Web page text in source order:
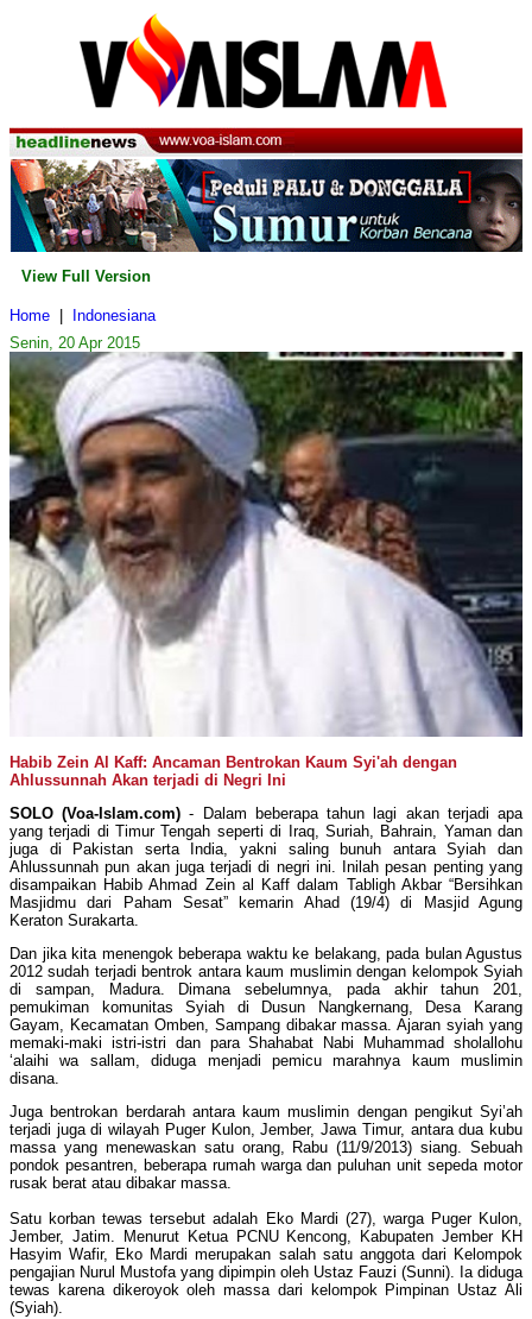
View Full Version
Home
Indonesiana
Senin, 20 Apr 2015
Habib Zein Al Kaff: Ancaman Bentrokan Kaum Syi'ah dengan
Ahlussunnah Akan terjadi di Negri Ini
SOLO (Voa-Islam.com) - Dalam beberapa tahun lagi akan terjadi apa
yang terjadi di Timur Tengah seperti di Iraq, Suriah, Bahrain, Yaman dan
juga di Pakistan serta India, yakni saling bunuh antara Syiah dan
Ahlussunnah pun akan juga terjadi di negri ini. Inilah pesan penting yang
disampaikan Habib Ahmad Zein al Kaff dalam Tabligh Akbar “Bersihkan
Masjidmu dari Paham Sesat” kemarin Ahad (19/4) di Masjid Agung
Keraton Surakarta.
Dan jika kita menengok beberapa waktu ke belakang, pada bulan Agustus
2012 sudah terjadi bentrok antara kaum muslimin dengan kelompok Syiah
di sampan, Madura. Dimana sebelumnya, pada akhir tahun 201,
pemukiman komunitas Syiah di Dusun Nangkernang, Desa Karang
Gayam, Kecamatan Omben, Sampang dibakar massa. Ajaran syiah yang
memaki-maki istri-istri dan para Shahabat Nabi Muhammad sholallohu
‘alaihi wa sallam, diduga menjadi pemicu marahnya kaum muslimin
disana.
Juga bentrokan berdarah antara kaum muslimin dengan pengikut Syi’ah
terjadi juga di wilayah Puger Kulon, Jember, Jawa Timur, antara dua kubu
massa yang menewaskan satu orang, Rabu (11/9/2013) siang. Sebuah
pondok pesantren, beberapa rumah warga dan puluhan unit sepeda motor
rusak berat atau dibakar massa.
Satu korban tewas tersebut adalah Eko Mardi (27), warga Puger Kulon,
Jember, Jatim. Menurut Ketua PCNU Kencong, Kabupaten Jember KH
Hasyim Wafir, Eko Mardi merupakan salah satu anggota dari Kelompok
pengajian Nurul Mustofa yang dipimpin oleh Ustaz Fauzi (Sunni). Ia diduga
tewas karena dikeroyok oleh massa dari kelompok Pimpinan Ustaz Ali
(Syiah).